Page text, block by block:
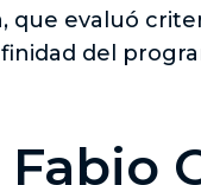
evaluó
del